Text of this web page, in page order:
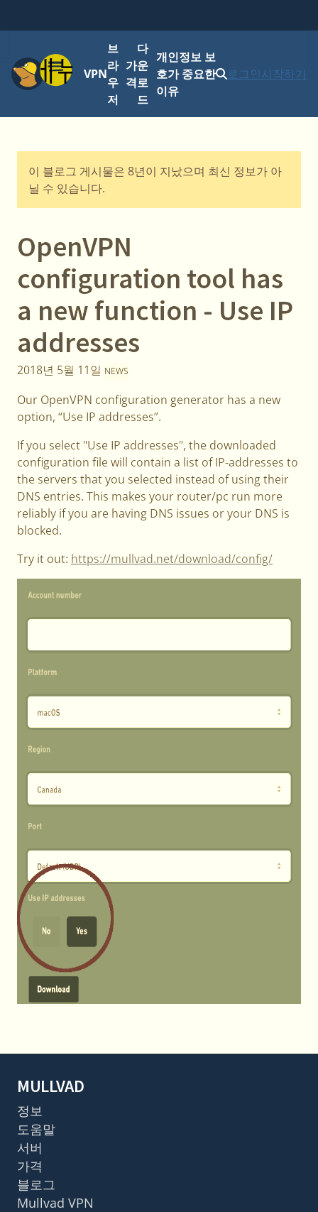
메뉴VPN
브
라
우
저
가
격
다
운
로
드
개인정보 보
호가 중요한
이유
로그인시작하기
이 블로그 게시물은 8년이 지났으며 최신 정보가 아
닐 수 있습니다.
OpenVPN
configuration tool has
a new function - Use IP
addresses
2018년 5월 11일 NEWS
Our OpenVPN configuration generator has a new
option, “Use IP addresses”.
If you select "Use IP addresses", the downloaded
configuration file will contain a list of IP-addresses to
the servers that you selected instead of using their
DNS entries. This makes your router/pc run more
reliably if you are having DNS issues or your DNS is
blocked.
Try it out: https://mullvad.net/download/config/
MULLVAD
정보
도움말
서버
가격
블로그
Mullvad VPN